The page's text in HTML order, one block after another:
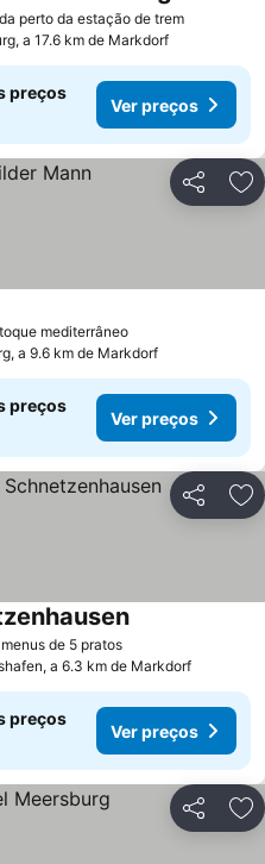
perto da estação de trem
a 17.6 km de Markdorf
preços
Ver preços
Partilhar
mediterrâneo
a 9.6 km de Markdorf
preços
Ver preços
Partilhar
de 5 pratos
a 6.3 km de Markdorf
preços
Ver preços
Partilhar